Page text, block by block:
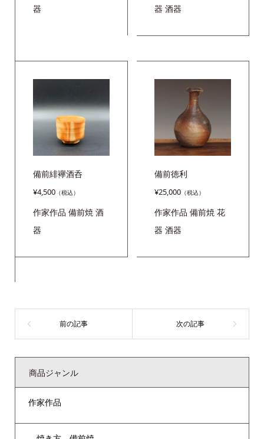
器
器 酒器
備前緋襷酒呑
¥4,500
作家作品 備前焼 酒
器
備前徳利
¥25,000
作家作品 備前焼 花
器 酒器
商品ジャンル
作家作品